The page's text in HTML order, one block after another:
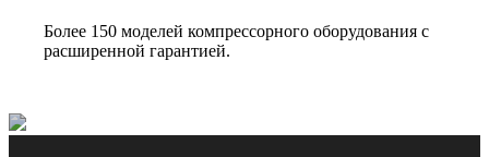
Более 150 моделей компрессорного оборудования с
расширенной гарантией.